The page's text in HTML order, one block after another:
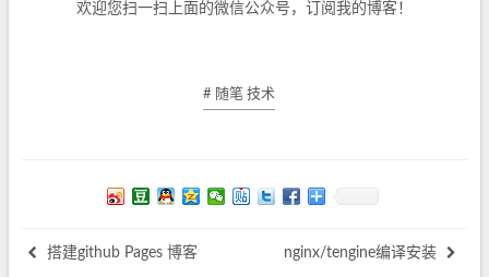
欢迎您扫一扫上面的微信公众号，订阅我的博客！
# 随笔 技术
搭建github Pages 博客 nginx/tengine编译安装